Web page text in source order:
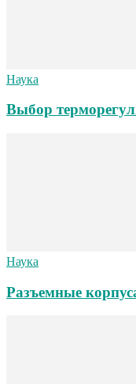
Наука
Выбор
Наука
Разъемные